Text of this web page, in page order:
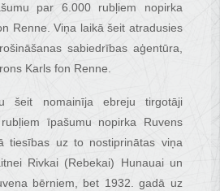
par 6.000 rubļiem nopirka
Renne. Viņa laikā šeit atradusies
sabiedrības aģentūra,
Karls fon Renne.
šeit nomainīja ebreju tirgotāji
īpašumu nopirka Ruvens
tiesības uz to nostiprinātas viņa
Rivkai (Rebekai) Hunauai un
bērniem, bet 1932. gadā uz